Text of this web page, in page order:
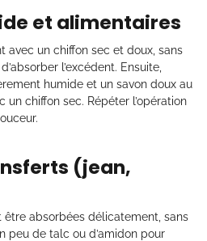
et alimentaires
avec un chiffon sec et doux, sans
l’excédent. Ensuite,
humide et un savon doux au
un chiffon sec. Répéter l’opération
(jean,
être absorbées délicatement, sans
peu de talc ou d’amidon pour